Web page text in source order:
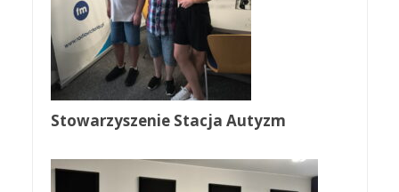
Stowarzyszenie Stacja Autyzm